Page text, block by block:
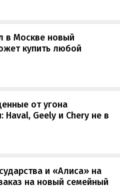
в Москве новый
купить любой
от угона
Haval, Geely и Chery не в
и «Алиса» на
на новый семейный